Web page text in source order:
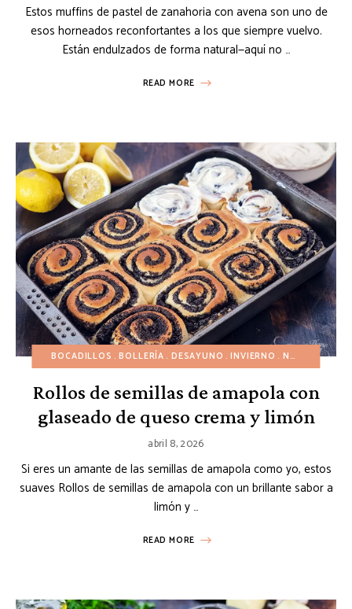
Estos muffins de pastel de zanahoria con avena son uno de
esos horneados reconfortantes a los que siempre vuelvo.
Están endulzados de forma natural—aquí no …
READ MORE
BOCADILLOS BOLLERÍA DESAYUNO INVIERNO NAVIDAD
Rollos de semillas de amapola con
glaseado de queso crema y limón
abril 8, 2026
Si eres un amante de las semillas de amapola como yo, estos
suaves Rollos de semillas de amapola con un brillante sabor a
limón y …
READ MORE